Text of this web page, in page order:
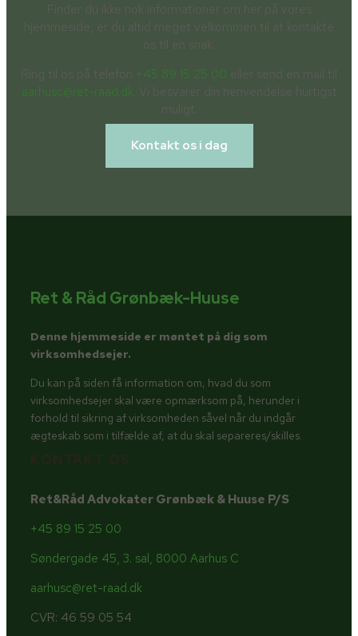
Finder du ikke nok informationer om her på vores
hjemmeside, er du altid meget velkommen til at kontakte
os til en snak.
Ring til os på telefon +45 89 15 25 00 eller send en mail til
aarhusc@ret-raad.dk . Vi besvarer din henvendelse hurtigst
muligt.
Kontakt os i dag
Ret & Råd Grønbæk-Huuse
Denne hjemmeside er møntet på dig som
virksomhedsejer.
Du kan på siden få information om, hvad du som
virksomhedsejer skal være opmærksom på, herunder i
forhold til sikring af virksomheden såvel når du indgår
ægteskab som i tilfælde af, at du skal separeres/skilles.
Ret&Råd Advokater Grønbæk & Huuse P/S
+45 89 15 25 00
Søndergade 45, 3. sal, 8000 Aarhus C
aarhusc@ret-raad.dk
CVR: 46 59 05 54